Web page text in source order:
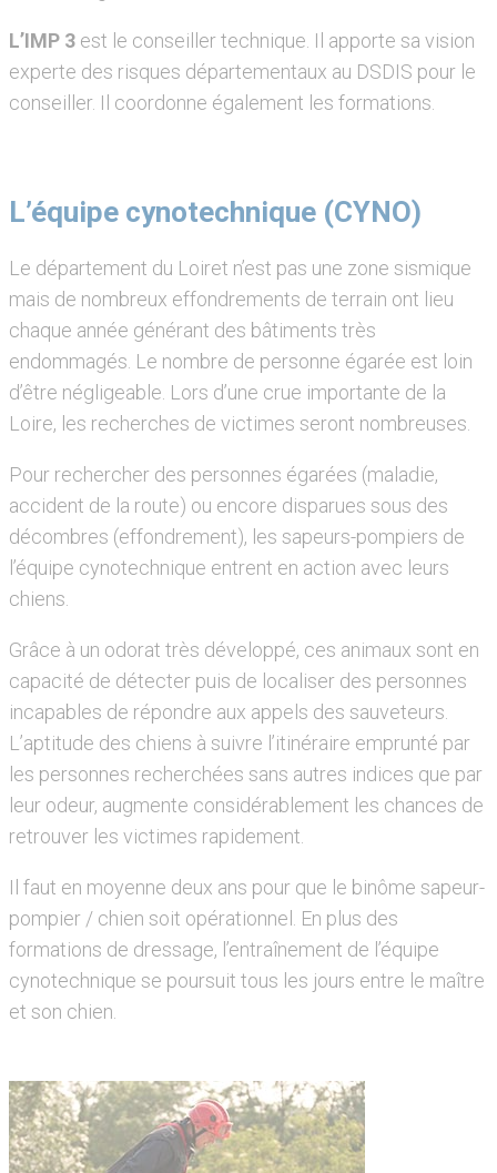
L’IMP 3est le conseiller technique. Il apporte sa vision
experte des risques départementaux au DSDIS pour le
conseiller. Il coordonne également les formations.
L’équipe cynotechnique (CYNO)
Le département du Loiret n’est pas une zone sismique
mais de nombreux effondrements de terrain ont lieu
chaque année générant des bâtiments très
endommagés. Le nombre de personne égarée est loin
d’être négligeable. Lors d’une crue importante de la
Loire, les recherches de victimes seront nombreuses.
Pour rechercher des personnes égarées (maladie,
accident de la route) ou encore disparues sous des
décombres (effondrement), les sapeurs-pompiers de
l’équipe cynotechnique entrent en action avec leurs
chiens.
Grâce à un odorat très développé, ces animaux sont en
capacité de détecter puis de localiser des personnes
incapables de répondre aux appels des sauveteurs.
L’aptitude des chiens à suivre l’itinéraire emprunté par
les personnes recherchées sans autres indices que par
leur odeur, augmente considérablement les chances de
retrouver les victimes rapidement.
Il faut en moyenne deux ans pour que le binôme sapeur-
pompier / chien soit opérationnel. En plus des
formations de dressage, l’entraînement de l’équipe
cynotechnique se poursuit tous les jours entre le maître
et son chien.